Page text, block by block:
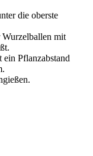
die oberste
Wurzelballen mit
Pflanzabstand